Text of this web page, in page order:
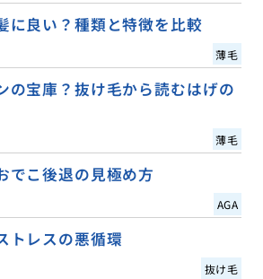
に良い？種類と特徴を比較
薄毛
の宝庫？抜け毛から読むはげの
薄毛
でこ後退の見極め方
AGA
トレスの悪循環
抜け毛